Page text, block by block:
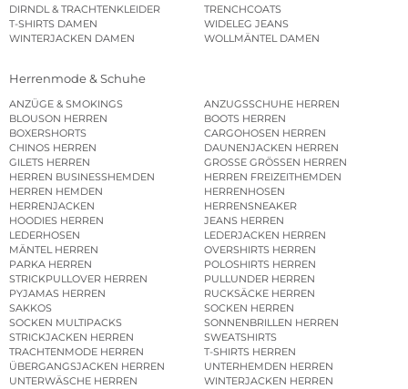
DIRNDL & TRACHTENKLEIDER
TRENCHCOATS
T-SHIRTS DAMEN
WIDELEG JEANS
WINTERJACKEN DAMEN
WOLLMÄNTEL DAMEN
Herrenmode & Schuhe
ANZÜGE & SMOKINGS
ANZUGSSCHUHE HERREN
BLOUSON HERREN
BOOTS HERREN
BOXERSHORTS
CARGOHOSEN HERREN
CHINOS HERREN
DAUNENJACKEN HERREN
GILETS HERREN
GROSSE GRÖSSEN HERREN
HERREN BUSINESSHEMDEN
HERREN FREIZEITHEMDEN
HERREN HEMDEN
HERRENHOSEN
HERRENJACKEN
HERRENSNEAKER
HOODIES HERREN
JEANS HERREN
LEDERHOSEN
LEDERJACKEN HERREN
MÄNTEL HERREN
OVERSHIRTS HERREN
PARKA HERREN
POLOSHIRTS HERREN
STRICKPULLOVER HERREN
PULLUNDER HERREN
PYJAMAS HERREN
RUCKSÄCKE HERREN
SAKKOS
SOCKEN HERREN
SOCKEN MULTIPACKS
SONNENBRILLEN HERREN
STRICKJACKEN HERREN
SWEATSHIRTS
TRACHTENMODE HERREN
T-SHIRTS HERREN
ÜBERGANGSJACKEN HERREN
UNTERHEMDEN HERREN
UNTERWÄSCHE HERREN
WINTERJACKEN HERREN